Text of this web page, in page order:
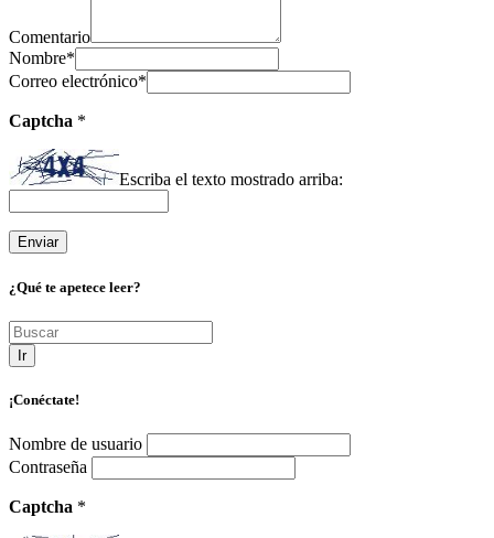
Comentario
Nombre*
Correo electrónico*
Captcha *
Escriba el texto mostrado arriba:
¿Qué te apetece leer?
Ir
¡Conéctate!
Nombre de usuario
Contraseña
Captcha *